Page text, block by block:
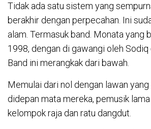
Tidak ada satu sistem yang
berakhir dengan perpecahan. Ini
alam. Termasuk band. Monata yang
1998, dengan di gawangi oleh Sodiq
Band ini merangkak dari bawah.
Memulai dari nol dengan lawan
didepan mata mereka, pemusik
kelompok raja dan ratu dangdut.